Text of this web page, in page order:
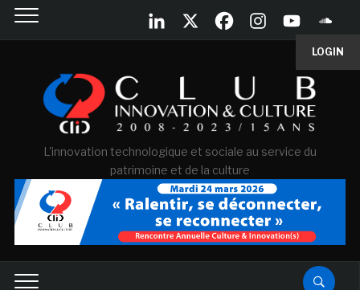
LOGIN
L'innovation technologique et sociale au service du
patrimoine et de la culture